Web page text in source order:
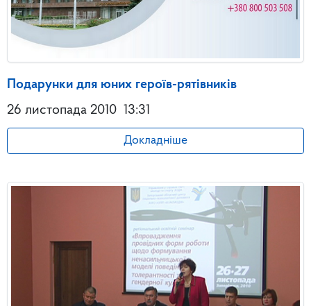
Подарунки для юних героїв-рятівників
26 листопада 2010 13:31
Докладніше